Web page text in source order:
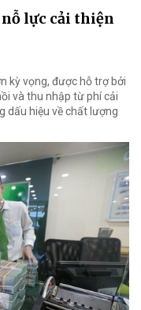
lực cải thiện
kỳ vọng, được hỗ trợ bởi
và thu nhập từ phí cải
dấu hiệu về chất lượng